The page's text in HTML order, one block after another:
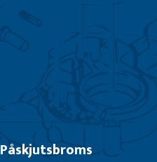
Påskjutsbroms